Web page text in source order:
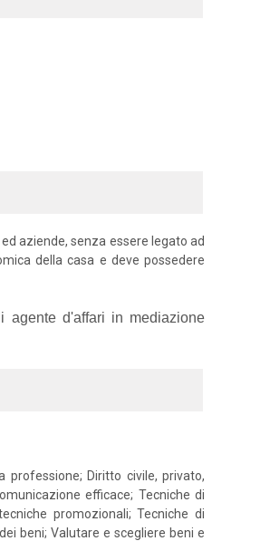
aziende, senza essere legato ad
della casa e deve possedere
agente d'affari in mediazione
professione; Diritto civile, privato,
efficace; Tecniche di
promozionali; Tecniche di
beni; Valutare e scegliere beni e